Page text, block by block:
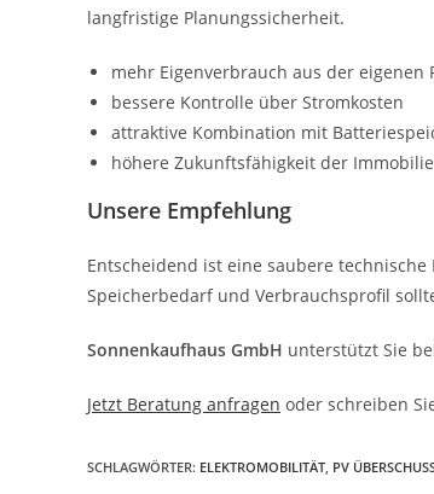
langfristige Planungssicherheit.
mehr Eigenverbrauch aus der eigenen
bessere Kontrolle über Stromkosten
attraktive Kombination mit
höhere Zukunftsfähigkeit der Immobilie
Unsere Empfehlung
Entscheidend ist eine saubere
Speicherbedarf und Verbrauchsprofil
Sonnenkaufhaus GmbH unterstützt Sie
Jetzt Beratung anfragen oder schreiben
SCHLAGWÖRTER: ELEKTROMOBILITÄT, PV